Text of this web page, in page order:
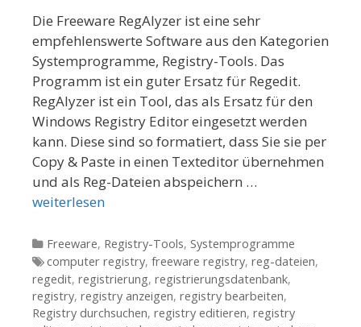
Die Freeware RegAlyzer ist eine sehr
empfehlenswerte Software aus den Kategorien
Systemprogramme, Registry-Tools. Das
Programm ist ein guter Ersatz für Regedit.
RegAlyzer ist ein Tool, das als Ersatz für den
Windows Registry Editor eingesetzt werden
kann. Diese sind so formatiert, dass Sie sie per
Copy & Paste in einen Texteditor übernehmen
und als Reg-Dateien abspeichern …
weiterlesen
Kategorien
Freeware, Registry-Tools, Systemprogramme
Tags
computer registry, freeware registry, reg-dateien,
regedit, registrierung, registrierungsdatenbank,
registry, registry anzeigen, registry bearbeiten,
Registry durchsuchen, registry editieren, registry